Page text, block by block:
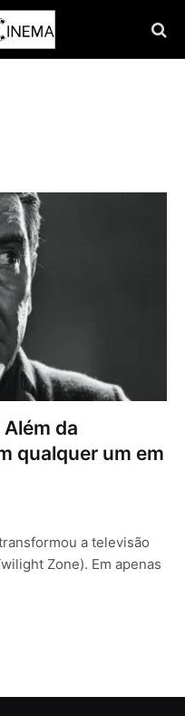
da
qualquer um em
a televisão
Zone). Em apenas